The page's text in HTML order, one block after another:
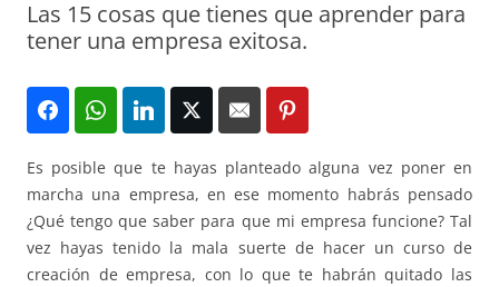
Las 15 cosas que tienes que aprender para
tener una empresa exitosa.
Es posible que te hayas planteado alguna vez poner en
marcha una empresa, en ese momento habrás pensado
¿Qué tengo que saber para que mi empresa funcione? Tal
vez hayas tenido la mala suerte de hacer un curso de
creación de empresa, con lo que te habrán quitado las